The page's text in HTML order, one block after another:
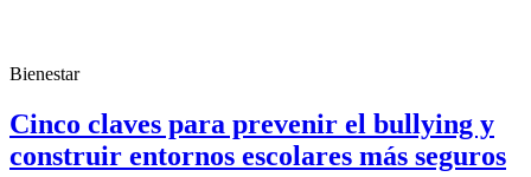
Bienestar
Cinco claves para prevenir el bullying y
construir entornos escolares más seguros